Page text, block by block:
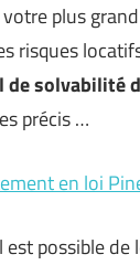
plus
risques
de solvabilité
précis …
en loi
est possible